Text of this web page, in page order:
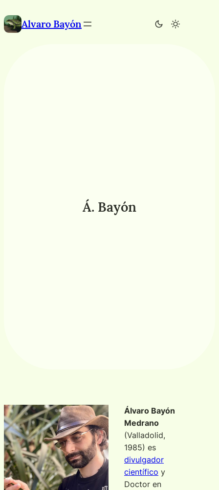
al
contenido
Alvaro Bayón
Á. Bayón
Álvaro Bayón
Medrano
(Valladolid,
1985) es
divulgador
científico y
Doctor en